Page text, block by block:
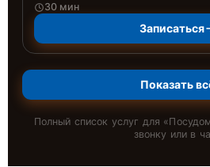
30 мин
Записаться
Показать
Полный список услуг для «
звонку или в